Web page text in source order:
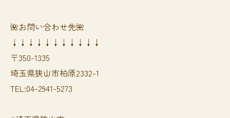
🌺お問い合わせ先🌺
↓↓↓↓↓↓↓↓↓↓↓
〒350-1335
埼玉県狭山市柏原2332-1
TEL:04-2941-5273